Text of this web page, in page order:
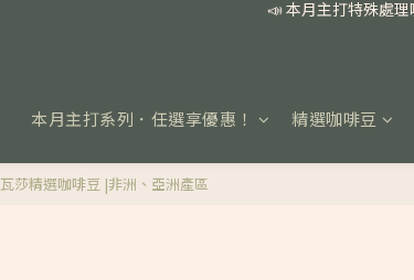
本月主打系列．任選享優惠！ 精選咖啡豆
瓦莎精選咖啡豆 |非洲、亞洲產區